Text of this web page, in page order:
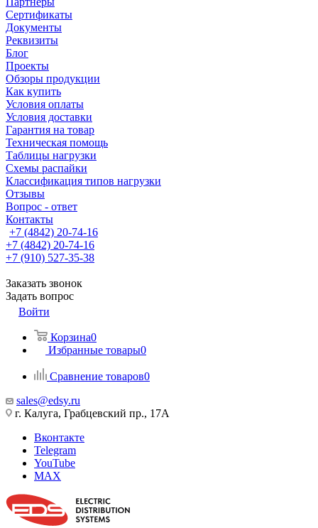
Сертификаты
Документы
Реквизиты
Блог
Проекты
Обзоры продукции
Как купить
Условия оплаты
Условия доставки
Гарантия на товар
Техническая помощь
Таблицы нагрузки
Схемы распайки
Классификация типов нагрузки
Отзывы
Вопрос - ответ
Контакты
+7 (4842) 20-74-16
+7 (4842) 20-74-16
+7 (910) 527-35-38
Заказать звонок
Задать вопрос
Войти
Корзина0
Избранные товары0
Сравнение товаров0
sales@edsy.ru
г. Калуга, Грабцевский пр., 17А
Вконтакте
Telegram
YouTube
MAX